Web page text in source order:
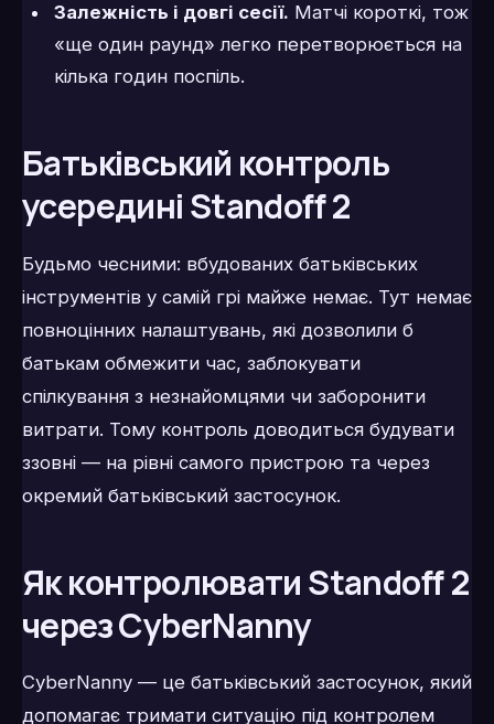
Залежність і довгі сесії. Матчі короткі, тож
«ще один раунд» легко перетворюється на
кілька годин поспіль.
Батьківський контроль
усередині Standoff 2
Будьмо чесними: вбудованих батьківських
інструментів у самій грі майже немає. Тут немає
повноцінних налаштувань, які дозволили б
батькам обмежити час, заблокувати
спілкування з незнайомцями чи заборонити
витрати. Тому контроль доводиться будувати
ззовні — на рівні самого пристрою та через
окремий батьківський застосунок.
Як контролювати Standoff 2
через CyberNanny
CyberNanny — це батьківський застосунок, який
допомагає тримати ситуацію під контролем